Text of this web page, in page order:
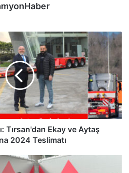
Tırsan'dan Ekay ve Aytaş
2024 Teslimatı